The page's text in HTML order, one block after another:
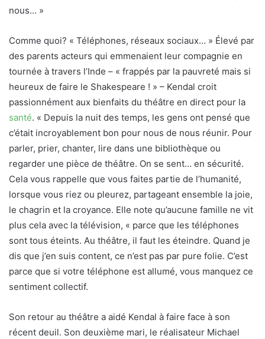
nous… »
Comme quoi? « Téléphones, réseaux sociaux… » Élevé par
des parents acteurs qui emmenaient leur compagnie en
tournée à travers l’Inde – « frappés par la pauvreté mais si
heureux de faire le Shakespeare ! » – Kendal croit
passionnément aux bienfaits du théâtre en direct pour la
santé. « Depuis la nuit des temps, les gens ont pensé que
c’était incroyablement bon pour nous de nous réunir. Pour
parler, prier, chanter, lire dans une bibliothèque ou
regarder une pièce de théâtre. On se sent… en sécurité.
Cela vous rappelle que vous faites partie de l’humanité,
lorsque vous riez ou pleurez, partageant ensemble la joie,
le chagrin et la croyance. Elle note qu’aucune famille ne vit
plus cela avec la télévision, « parce que les téléphones
sont tous éteints. Au théâtre, il faut les éteindre. Quand je
dis que j’en suis content, ce n’est pas par pure folie. C’est
parce que si votre téléphone est allumé, vous manquez ce
sentiment collectif.
Son retour au théâtre a aidé Kendal à faire face à son
récent deuil. Son deuxième mari, le réalisateur Michael